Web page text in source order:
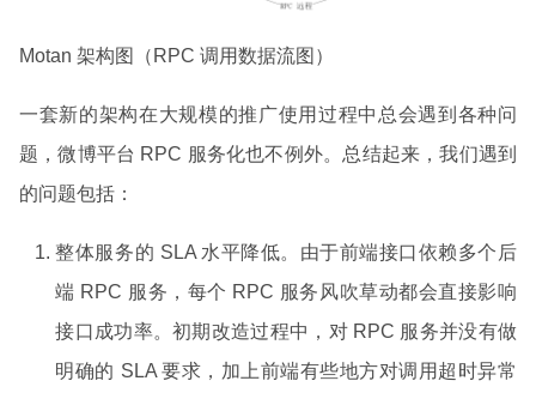
Motan 架构图（RPC 调用数据流图）
一套新的架构在大规模的推广使用过程中总会遇到各种问
题，微博平台 RPC 服务化也不例外。总结起来，我们遇到
的问题包括：
整体服务的 SLA 水平降低。由于前端接口依赖多个后
端 RPC 服务，每个 RPC 服务风吹草动都会直接影响
接口成功率。初期改造过程中，对 RPC 服务并没有做
明确的 SLA 要求，加上前端有些地方对调用超时异常